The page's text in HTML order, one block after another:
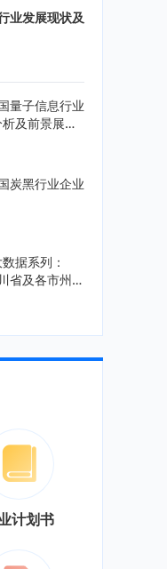
业发展现状及
量子信息行业
及前景展望
炭黑行业企业
据系列：
省及各市州工
析报告
计划书